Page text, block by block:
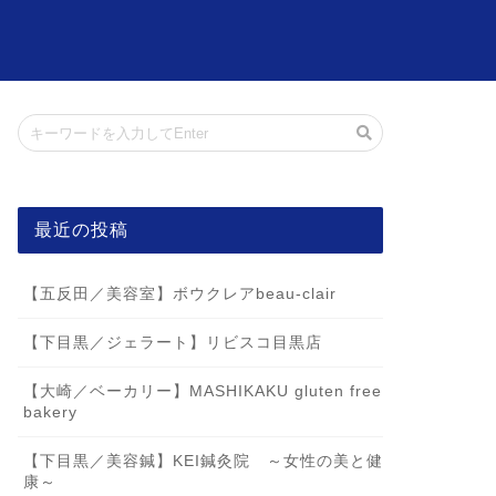
最近の投稿
【五反田／美容室】ボウクレアbeau-clair
【下目黒／ジェラート】リビスコ目黒店
【大崎／ベーカリー】MASHIKAKU gluten free
bakery
【下目黒／美容鍼】KEI鍼灸院 ～女性の美と健
康～